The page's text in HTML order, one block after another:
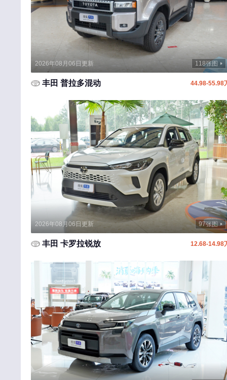
长安启源
长安欧尚
昌河
创维汽车
成功汽车
橙仕
D
大众
东风风神
东风风行
东风郑州日产
东风小康
东风纳米
东风风光
东风富康
大运
大力牛魔王
东风风度
2026年08月06日更新 118张图
丰田 普拉多混动 44.98-55.98
2026年08月06日更新 97张图
丰田 卡罗拉锐放 12.68-14.98